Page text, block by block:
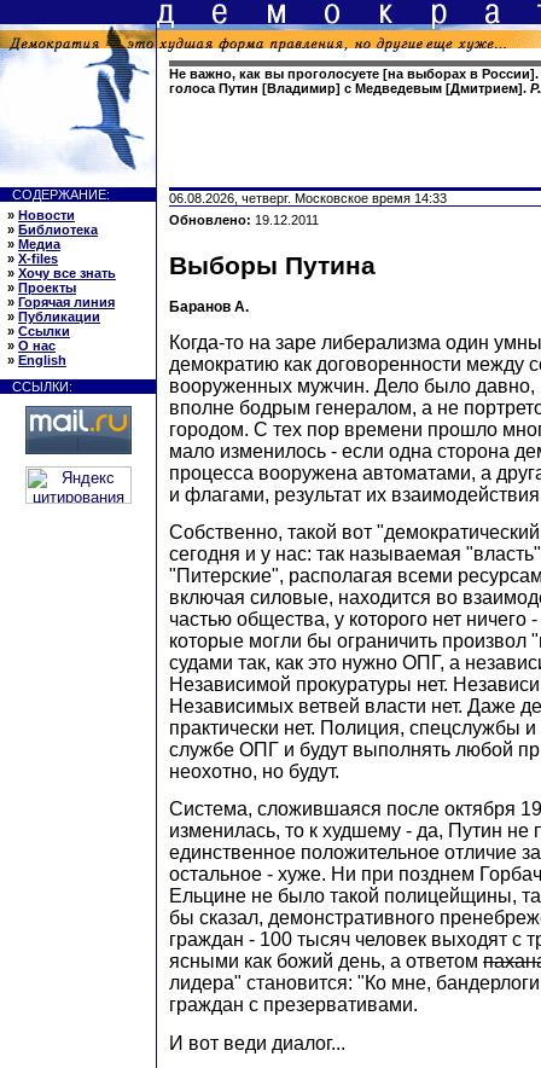
Не важно, как вы проголосуете [на выборах в
голоса Путин [Владимир] с Медведевым [Дмитрием].
СОДЕРЖАНИЕ:
» Новости
» Библиотека
» Медиа
» X-files
» Хочу все знать
» Проекты
» Горячая линия
» Публикации
» Ссылки
» О нас
» English
ССЫЛКИ:
06.08.2026, четверг. Московское время 14:33
Обновлено: 19.12.2011
Выборы Путина
Баранов А.
Когда-то на заре либерализма один
демократию как договоренности между
вооруженных мужчин. Дело было
вполне бодрым генералом, а не
городом. С тех пор времени прошло
мало изменилось - если одна сторона
процесса вооружена автоматами, а
и флагами, результат их
Собственно, такой вот
сегодня и у нас: так называемая
"Питерские", располагая всеми
включая силовые, находится во
частью общества, у которого нет ничего
которые могли бы ограничить произвол
судами так, как это нужно ОПГ, а
Независимой прокуратуры нет.
Независимых ветвей власти нет. Даже
практически нет. Полиция, спецслужбы
службе ОПГ и будут выполнять любой
неохотно, но будут.
Система, сложившаяся после октября
изменилась, то к худшему - да, Путин не
единственное положительное отличие
остальное - хуже. Ни при позднем
Ельцине не было такой полицейщины,
бы сказал, демонстративного
граждан - 100 тысяч человек выходят с
ясными как божий день, а ответом
лидера" становится: "Ко мне,
граждан с презервативами.
И вот веди диалог...